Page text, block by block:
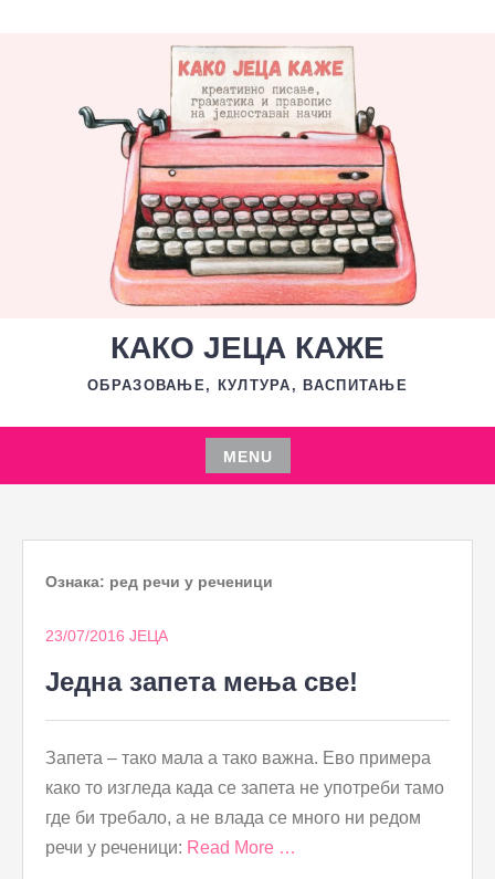
КАКО ЈЕЦА КАЖЕ
ОБРАЗОВАЊЕ, КУЛТУРА, ВАСПИТАЊЕ
MENU
Skip
content
Ознака: ред речи у реченици
23/07/2016 ЈЕЦА
Једна запета мења све!
Запета – тако мала а тако важна. Ево примера
како то изгледа када се запета не употреби тамо
где би требало, а не влада се много ни редом
речи у реченици: Read More …